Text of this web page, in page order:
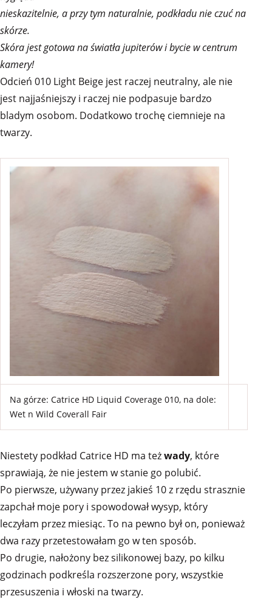
nieskazitelnie, a przy tym naturalnie, podkładu nie czuć na
skórze.
Skóra jest gotowa na światła jupiterów i bycie w centrum
kamery!
Odcień 010 Light Beige jest raczej neutralny, ale nie
jest najjaśniejszy i raczej nie podpasuje bardzo
bladym osobom. Dodatkowo trochę ciemnieje na
twarzy.
Na górze: Catrice HD Liquid Coverage 010, na dole:
Wet n Wild Coverall Fair
Niestety podkład Catrice HD ma teżwady, które
sprawiają, że nie jestem w stanie go polubić.
Po pierwsze, używany przez jakieś 10 z rzędu strasznie
zapchał moje pory i spowodował wysyp, który
leczyłam przez miesiąc. To na pewno był on, ponieważ
dwa razy przetestowałam go w ten sposób.
Po drugie, nałożony bez silikonowej bazy, po kilku
godzinach podkreśla rozszerzone pory, wszystkie
przesuszenia i włoski na twarzy.